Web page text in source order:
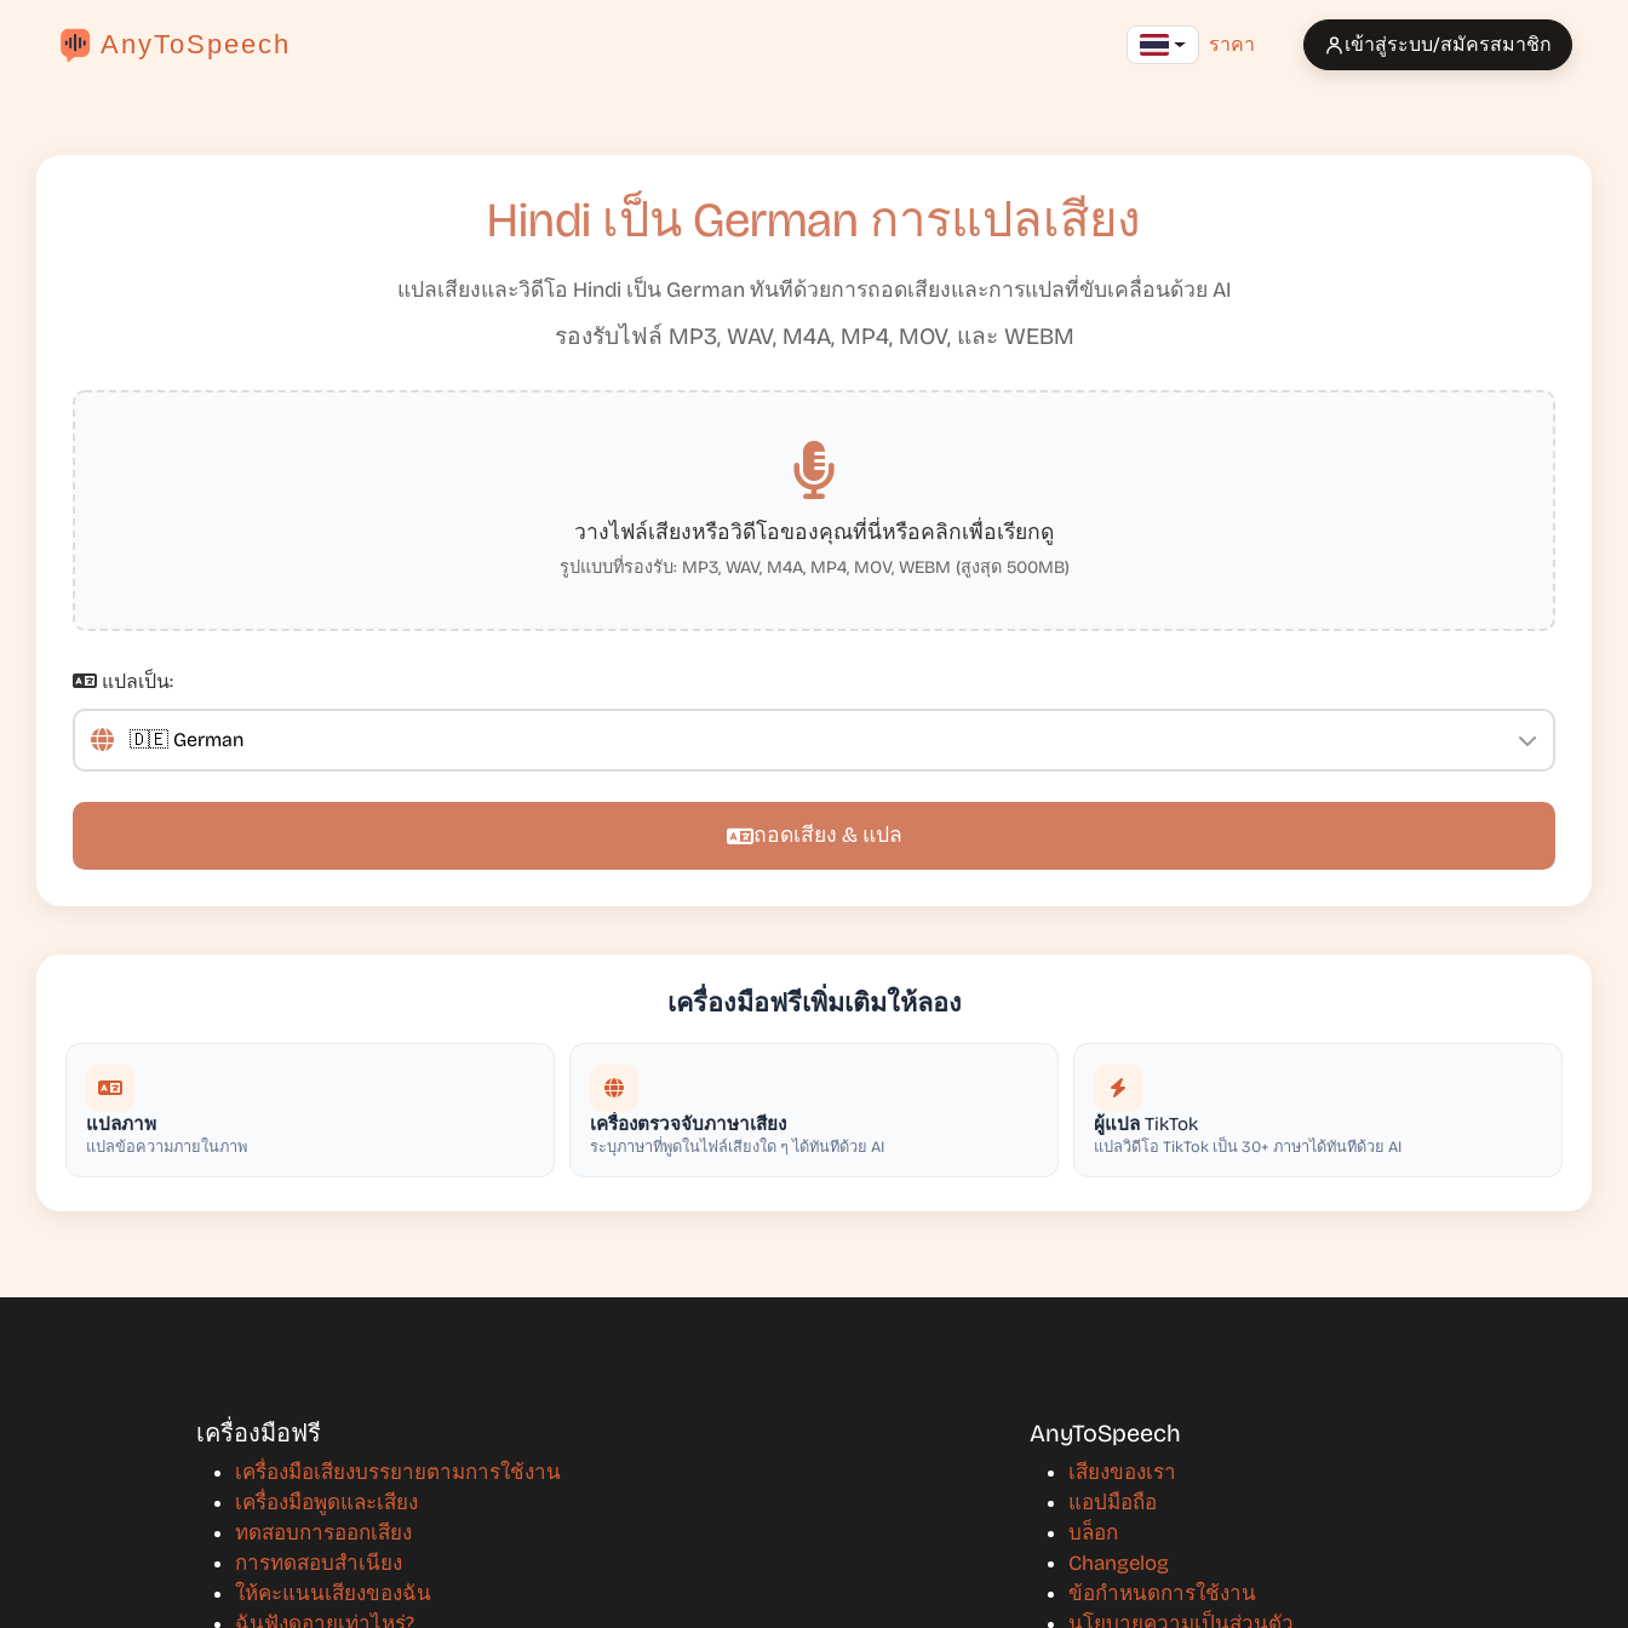
AnyToSpeech ราคา เข้าสู่ระบบ/สมัครสมาชิก
Hindi เป็น German การแปลเสียง
แปลเสียงและวิดีโอ Hindi เป็น German ทันทีด้วยการถอดเสียงและการแปลที่ขับเคลื่อนด้วย AI
รองรับไฟล์ MP3, WAV, M4A, MP4, MOV, และ WEBM
วางไฟล์เสียงหรือวิดีโอของคุณที่นี่หรือคลิกเพื่อเรียกดู
รูปแบบที่รองรับ: MP3, WAV, M4A, MP4, MOV, WEBM (สูงสุด 500MB)
แปลเป็น:
ถอดเสียง & แปล
เครื่องมือฟรีเพิ่มเติมให้ลอง
แปลภาพ
แปลข้อความภายในภาพ
เครื่องตรวจจับภาษาเสียง
ระบุภาษาที่พูดในไฟล์เสียงใด ๆ ได้ทันทีด้วย AI
ผู้แปล TikTok
แปลวิดีโอ TikTok เป็น 30+ ภาษาได้ทันทีด้วย AI
เครื่องมือฟรี
เครื่องมือเสียงบรรยายตามการใช้งาน
เครื่องมือพูดและเสียง
ทดสอบการออกเสียง
การทดสอบสำเนียง
ให้คะแนนเสียงของฉัน
AnyToSpeech
เสียงของเรา
แอปมือถือ
บล็อก
Changelog
ข้อกำหนดการใช้งาน